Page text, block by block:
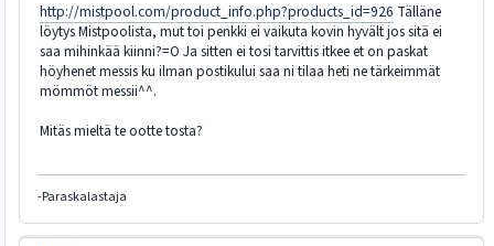
http://mistpool.com/product_info.php?products_id=926 Tälläne
löytys Mistpoolista, mut toi penkki ei vaikuta kovin hyvält jos sitä ei
saa mihinkää kiinni?=O Ja sitten ei tosi tarvittis itkee et on paskat
höyhenet messis ku ilman postikului saa ni tilaa heti ne tärkeimmät
mömmöt messii^^.
Mitäs mieltä te ootte tosta?
-Paraskalastaja